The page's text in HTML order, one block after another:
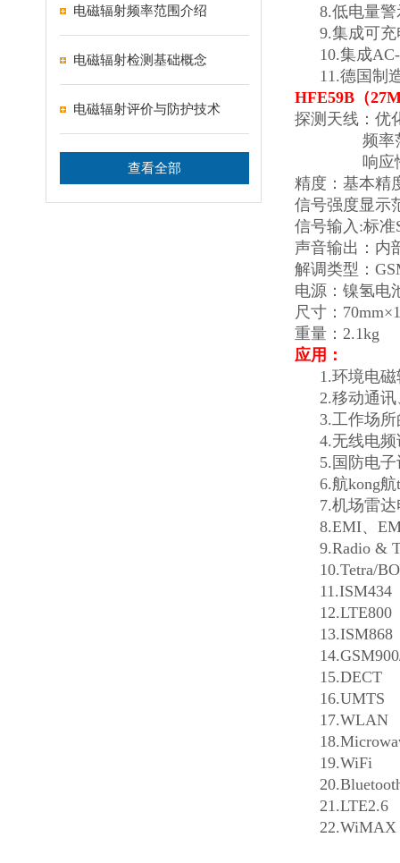
电磁辐射频率范围介绍
电磁辐射检测基础概念
电磁辐射评价与防护技术
查看全部
8.低电量
9.集成可
10.集成
11.德国制
HFE59B （
探测天线：优
频率
响应
精度：基本精
信号强度显示
信号输入:标
声音输出：内
解调类型：
电源：镍氢电
尺寸：
重量：2.1kg
应用：
1.环境电
2.移动通
3.工作场
4.无线电
5. 国防电
6.航kong
7.机场雷
8.EMI、
9.Radio &
10.Tetra/
11.ISM434
12.LTE800
13.ISM868
15.DECT
16.UMTS
17.WLAN
19.WiFi
21.LTE2.6
22.WiMAX